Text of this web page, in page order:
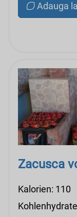
Adauga
Zacusca
Kalorien: 110